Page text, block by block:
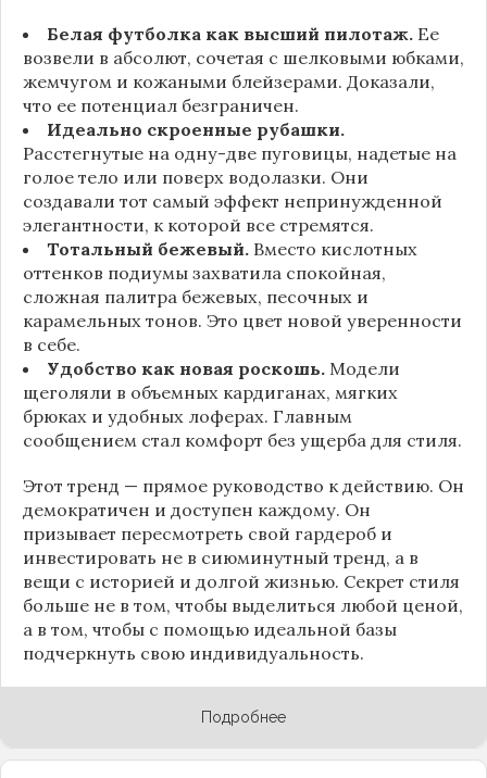
Белая футболка как высший пилотаж. Ее
возвели в абсолют, сочетая с шелковыми юбками,
жемчугом и кожаными блейзерами. Доказали,
что ее потенциал безграничен.
Идеально скроенные рубашки.
Расстегнутые на одну-две пуговицы, надетые на
голое тело или поверх водолазки. Они
создавали тот самый эффект непринужденной
элегантности, к которой все стремятся.
Тотальный бежевый. Вместо кислотных
оттенков подиумы захватила спокойная,
сложная палитра бежевых, песочных и
карамельных тонов. Это цвет новой уверенности
в себе.
Удобство как новая роскошь. Модели
щеголяли в объемных кардиганах, мягких
брюках и удобных лоферах. Главным
сообщением стал комфорт без ущерба для стиля.
Этот тренд — прямое руководство к действию. Он
демократичен и доступен каждому. Он
призывает пересмотреть свой гардероб и
инвестировать не в сиюминутный тренд, а в
вещи с историей и долгой жизнью. Секрет стиля
больше не в том, чтобы выделиться любой ценой,
а в том, чтобы с помощью идеальной базы
подчеркнуть свою индивидуальность.
Подробнее